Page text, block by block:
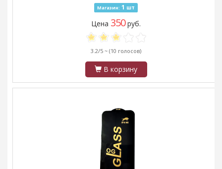
Магазин: 1 шт
Цена 350руб.
3.2/5 ~ (10 голосов)
В корзину